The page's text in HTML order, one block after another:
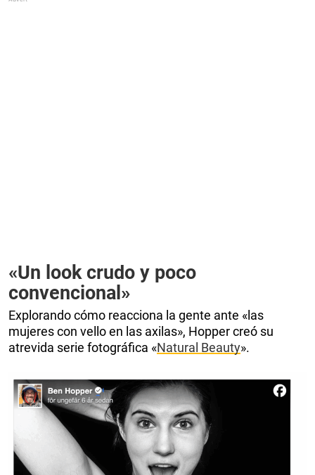
«Un look crudo y poco
convencional»
Explorando cómo reacciona la gente ante «las
mujeres con vello en las axilas», Hopper creó su
atrevida serie fotográfica «Natural Beauty».